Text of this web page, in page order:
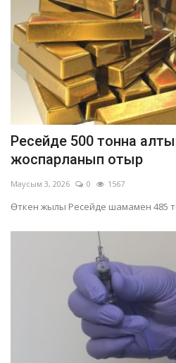
Ресейде 500 тонна
жоспарланып отыр
Маусым 3, 2026 0 1567
Өткен жылы Ресейде шамамен 485